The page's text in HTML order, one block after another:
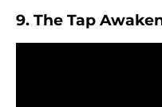
9. The Tap